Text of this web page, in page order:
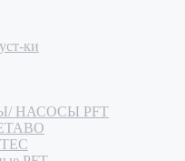
ки
НАСОСЫ PFT